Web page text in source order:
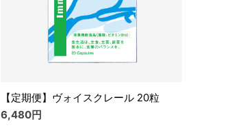
【定期便】ヴォイスクレール 20粒
6,480円